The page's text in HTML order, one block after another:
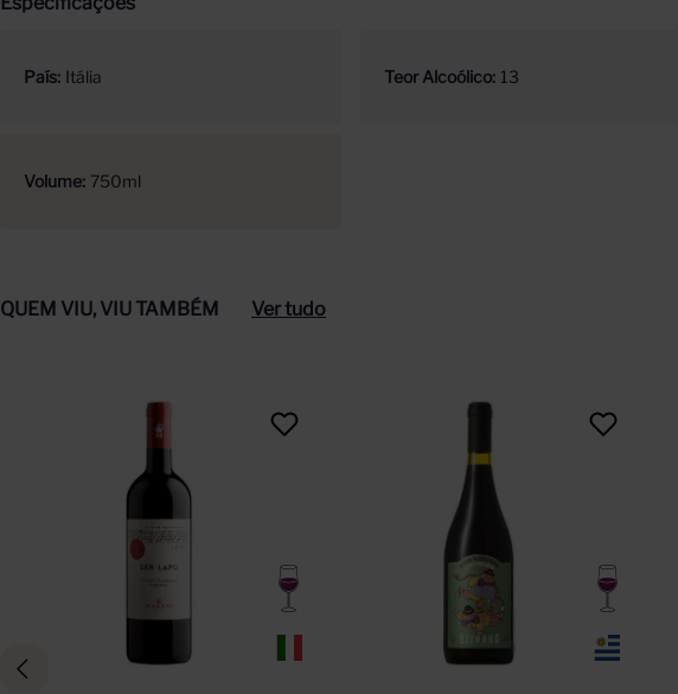
País Itália Teor Alcoólico 13
Volume 750ml
QUEM VIU, VIU TAMBÉM Ver tudo